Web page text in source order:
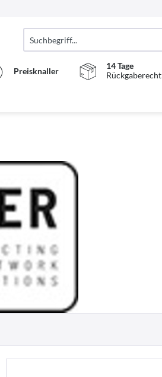
Preisknaller
14 Tage
Rückgaberecht